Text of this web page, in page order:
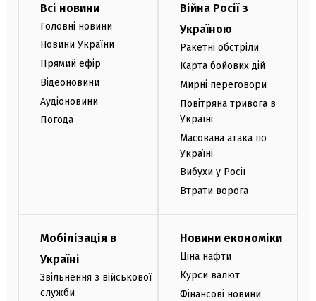
Всі новини
Головні новини
Новини України
Прямий ефір
Відеоновини
Аудіоновини
Погода
Війна Росії з
Україною
Ракетні обстріли
Карта бойових дій
Мирні переговори
Повітряна тривога в
Україні
Масована атака по
Україні
Вибухи у Росії
Втрати ворога
Мобілізація в
Україні
Звільнення з військової
служби
Новини економіки
Ціна нафти
Курси валют
Фінансові новини